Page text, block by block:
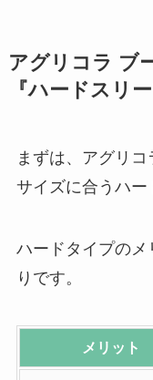
アグリコラ ブ
『ハードスリー
まずは、アグリ
サイズに合うハー
ハードタイプのメ
りです。
メリット